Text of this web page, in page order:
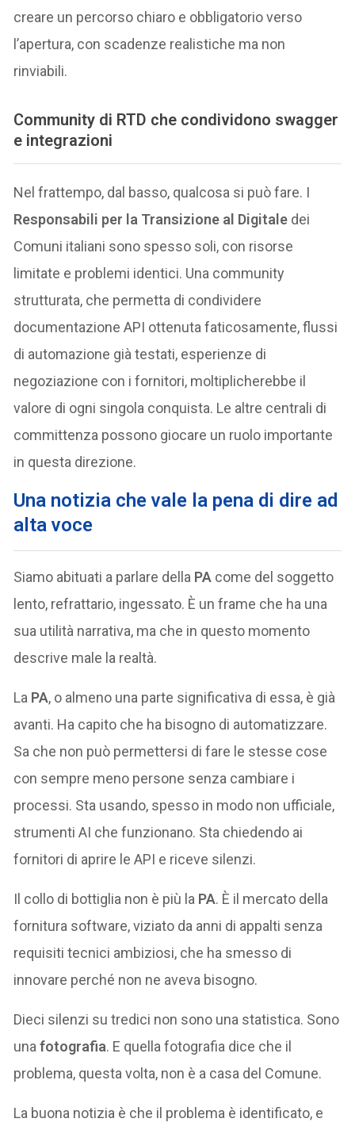
creare un percorso chiaro e obbligatorio verso
l’apertura, con scadenze realistiche ma non
rinviabili.
Community di RTD che condividono swagger
e integrazioni
Nel frattempo, dal basso, qualcosa si può fare. I
Responsabili per la Transizione al Digitale dei
Comuni italiani sono spesso soli, con risorse
limitate e problemi identici. Una community
strutturata, che permetta di condividere
documentazione API ottenuta faticosamente, flussi
di automazione già testati, esperienze di
negoziazione con i fornitori, moltiplicherebbe il
valore di ogni singola conquista. Le altre centrali di
committenza possono giocare un ruolo importante
in questa direzione.
Una notizia che vale la pena di dire ad
alta voce
Siamo abituati a parlare della PA come del soggetto
lento, refrattario, ingessato. È un frame che ha una
sua utilità narrativa, ma che in questo momento
descrive male la realtà.
La PA, o almeno una parte significativa di essa, è già
avanti. Ha capito che ha bisogno di automatizzare.
Sa che non può permettersi di fare le stesse cose
con sempre meno persone senza cambiare i
processi. Sta usando, spesso in modo non ufficiale,
strumenti AI che funzionano. Sta chiedendo ai
fornitori di aprire le API e riceve silenzi.
Il collo di bottiglia non è più la PA. È il mercato della
fornitura software, viziato da anni di appalti senza
requisiti tecnici ambiziosi, che ha smesso di
innovare perché non ne aveva bisogno.
Dieci silenzi su tredici non sono una statistica. Sono
unafotografia. E quella fotografia dice che il
problema, questa volta, non è a casa del Comune.
La buona notizia è che il problema è identificato, e